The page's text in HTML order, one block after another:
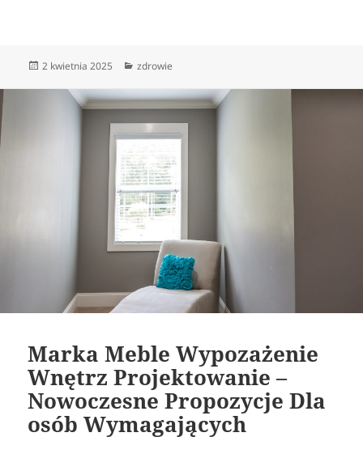
Data
2 kwietnia 2025 Kategorie
zdrowie
Marka Meble Wypozażenie
Wnętrz Projektowanie –
Nowoczesne Propozycje Dla
osób Wymagających